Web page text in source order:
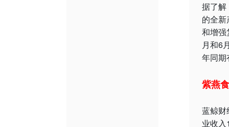
据了解
的全
和增强
月和6
年同期
紫燕
蓝鲸财
业收